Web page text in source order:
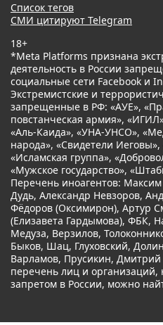
Список тегов
СМИ цитируют Telegram
18+
*Meta Platforms признана
деятельность в России
социальные сети Facebook и
Экстремистские и
запрещенные в РФ: «АУЕ»,
повстанческая армия»,
«Аль-Каида», «УНА-УНСО»,
народа», «Свидетели
«Исламская группа»,
«Мужское государство»,
Перечень иноагентов:
Дудь, Александр Невзоров,
Фёдоров (Оксимирон), Артур
(Елизавета Гардымова), ФБК,
Медуза, Верзилов,
Быков, Шац, Глуховский,
Варламов, Прусикин,
перечень лиц и
запретом в России, можно